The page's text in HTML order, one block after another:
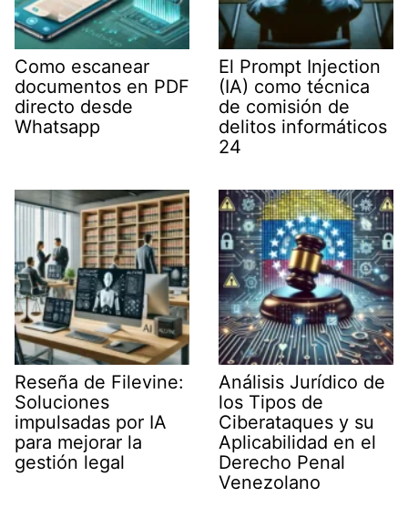
Como escanear
documentos en PDF
directo desde
Whatsapp
El Prompt Injection
(IA) como técnica
de comisión de
delitos informáticos
24
Reseña de Filevine:
Soluciones
impulsadas por IA
para mejorar la
gestión legal
Análisis Jurídico de
los Tipos de
Ciberataques y su
Aplicabilidad en el
Derecho Penal
Venezolano